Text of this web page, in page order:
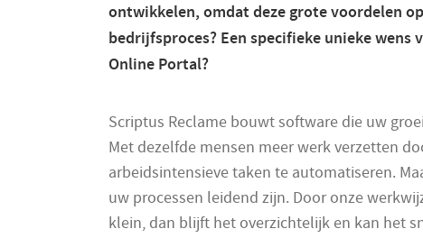
ontwikkelen, omdat deze grote voordelen
bedrijfsproces? Een specifieke unieke wens
Online Portal?
Scriptus Reclame bouwt software die uw
Met dezelfde mensen meer werk verzetten
arbeidsintensieve taken te automatiseren.
uw processen leidend zijn. Door onze
klein, dan blijft het overzichtelijk en kan het